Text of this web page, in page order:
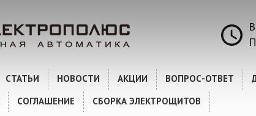
СТАТЬИ НОВОСТИ АКЦИИ ВОПРОС-ОТВЕТ
СОГЛАШЕНИЕ СБОРКА ЭЛЕКТРОЩИТОВ